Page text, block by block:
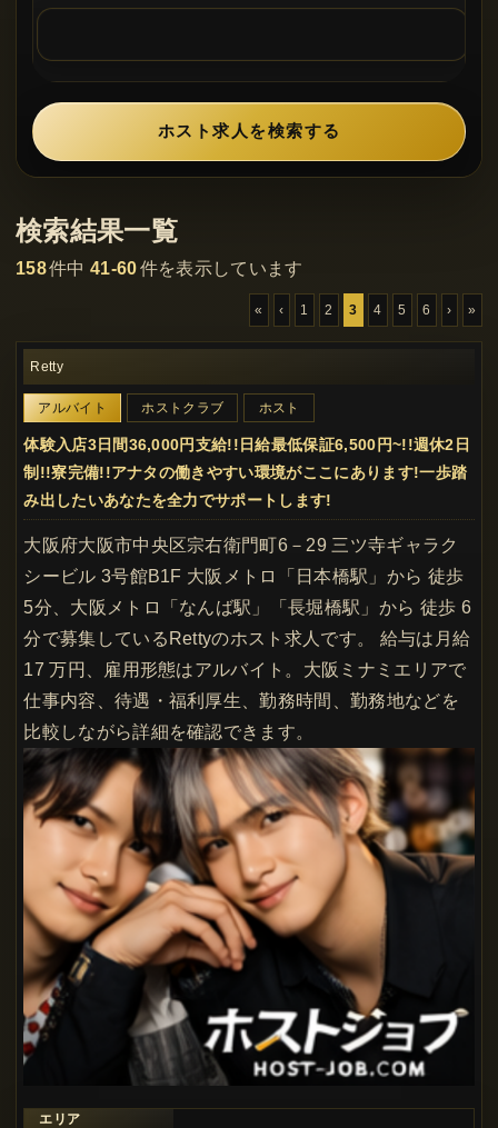
検索結果一覧
158件中41-60件を表示しています
« ‹ 1 2 3 4 5 6 › »
Retty
アルバイト ホストクラブ ホスト
体験入店3日間36,000円支給!!日給最低保証6,500円~!!週休2日
制!!寮完備!!アナタの働きやすい環境がここにあります!一歩踏
み出したいあなたを全力でサポートします!
大阪府大阪市中央区宗右衛門町6－29 三ツ寺ギャラク
シービル 3号館B1F 大阪メトロ「日本橋駅」から 徒歩
5分、大阪メトロ「なんば駅」「長堀橋駅」から 徒歩 6
分で募集しているRettyのホスト求人です。 給与は月給
17 万円、雇用形態はアルバイト。大阪ミナミエリアで
仕事内容、待遇・福利厚生、勤務時間、勤務地などを
比較しながら詳細を確認できます。
エリア